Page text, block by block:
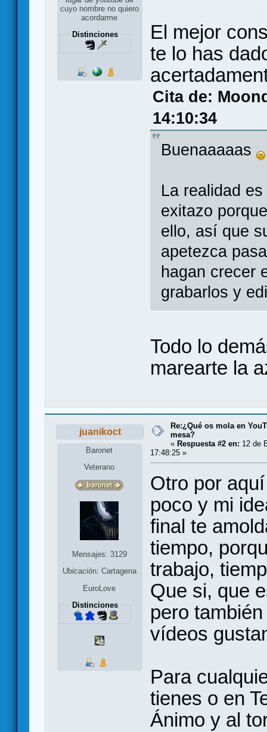
cuyo nombre no quiero
acordarme
Distinciones
El mejor
te lo has
Cita de:
14:10:34
Buenaaaaas
La realidad
exitazo
ello, así que
apetezca
hagan crecer
grabarlos y
Todo lo
marearte la
juanikoct
Baronet
Veterano
Mensajes: 3129
Ubicación: Cartagena
EuroLove
Distinciones
Re:¿Qué os mola en
mesa?
« Respuesta #2 en: 12 de
17:48:25 »
Otro por
poco y mi
final te
tiempo,
trabajo,
Que si, que
pero
vídeos
Para
tienes o en
Ánimo y al